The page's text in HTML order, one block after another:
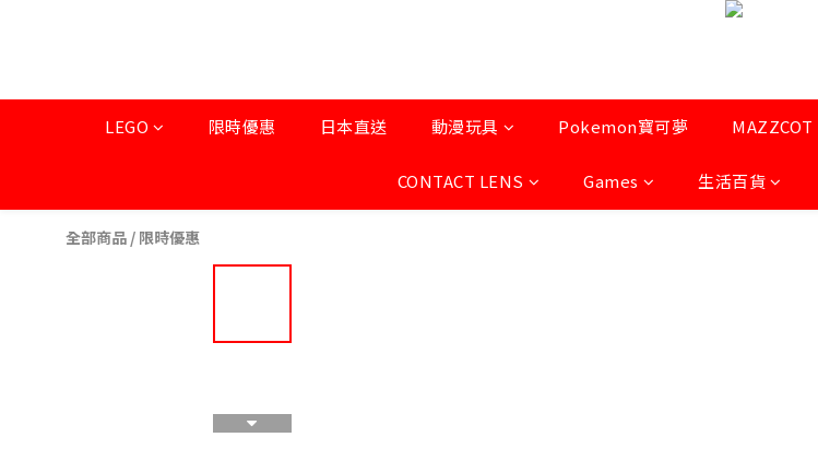
LEGO 限時優惠 日本直送 動漫玩具 Pokemon寶可夢 MAZZCOT
CONTACT LENS Games 生活百貨
全部商品 / 限時優惠